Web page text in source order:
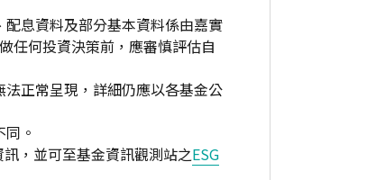
息資料及部分基本資料係由嘉實
任何投資決策前，應審慎評估自
正常呈現，詳細仍應以各基金公
。
，並可至基金資訊觀測站之ESG